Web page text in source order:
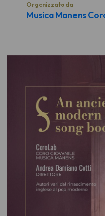
Organizzato da
Musica Manens